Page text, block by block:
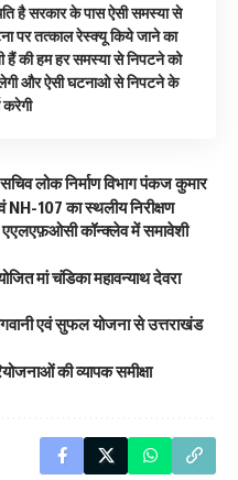
है सरकार के पास ऐसी समस्या से
पर तत्काल रेस्क्यू किये जाने का
हैं की हम हर समस्या से निपटने को
और ऐसी घटनाओ से निपटने के
लोक निर्माण विभाग पंकज कुमार
NH-107 का स्थलीय निरीक्षण
कॉन्क्लेव में समावेशी
मां चंडिका महावन्याथ देवरा
एवं सुफल योजना से उत्तराखंड
की व्यापक समीक्षा